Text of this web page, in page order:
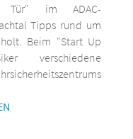
im ADAC-
Tipps rund um
Beim "Start Up
verschiedene